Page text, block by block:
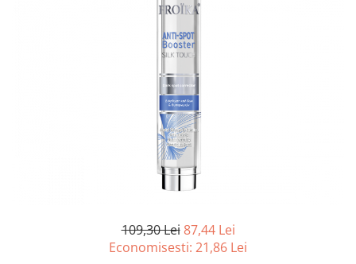
109,30 Lei 87,44 Lei
Economisesti: 21,86 Lei